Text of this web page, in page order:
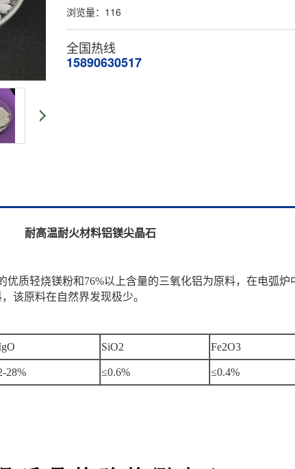
浏览量： 116
全国热线
15890630517
耐高温耐火材料铝镁尖晶石
优质轻烧镁粉和76%以上含量的三氧化铝为原料，在电弧
该原料在自然界发现极少。
SiO2 Fe2O3
28% ≤0.6% ≤0.4%